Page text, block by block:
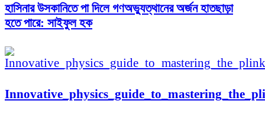
হাসিনার উসকানিতে পা দিলে গণঅভ্যুত্থানের অর্জন হাতছাড়া
হতে পারে: সাইফুল হক